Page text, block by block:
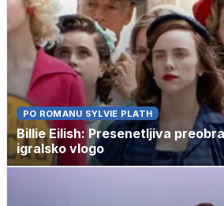
PO ROMANU SYLVIE PLATH
Billie Eilish: Presenetljiva
igralsko vlogo